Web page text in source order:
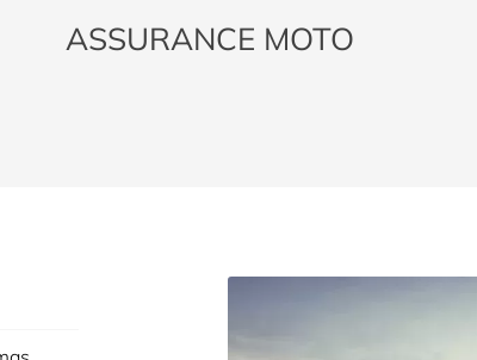
ASSURANCE MOTO